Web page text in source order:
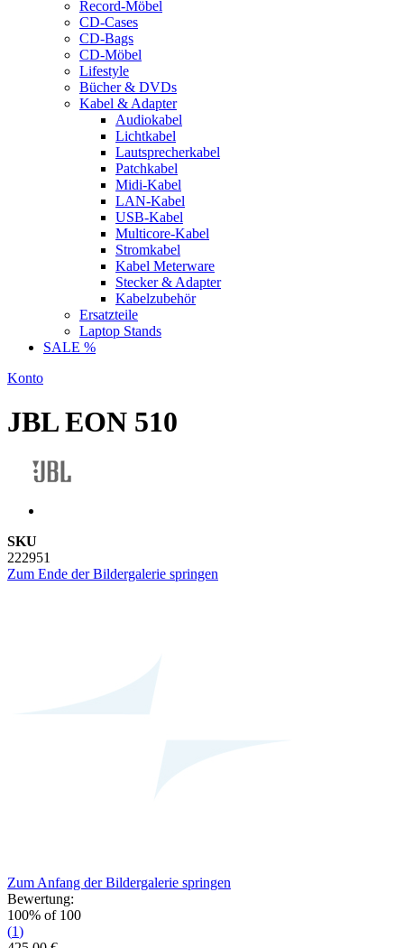
Record-Möbel
CD-Cases
CD-Bags
CD-Möbel
Lifestyle
Bücher & DVDs
Kabel & Adapter
Audiokabel
Lichtkabel
Lautsprecherkabel
Patchkabel
Midi-Kabel
LAN-Kabel
USB-Kabel
Multicore-Kabel
Stromkabel
Kabel Meterware
Stecker & Adapter
Kabelzubehör
Ersatzteile
Laptop Stands
SALE %
Konto
JBL EON 510
SKU
222951
Zum Ende der Bildergalerie springen
Zum Anfang der Bildergalerie springen
Bewertung:
100% of 100
(1)